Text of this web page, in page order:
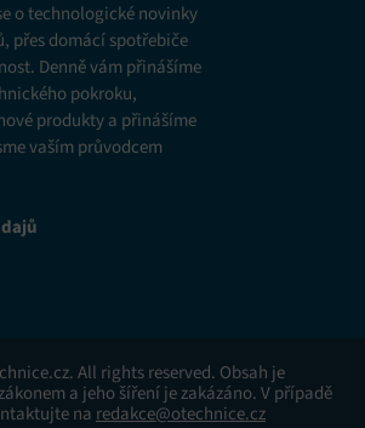
o technologické novinky
přes domácí spotřebiče
Denně vám přinášíme
pokroku,
produkty a přinášíme
vaším průvodcem
All rights reserved. Obsah je
a jeho šíření je zakázáno. V případě
na redakce@otechnice.cz